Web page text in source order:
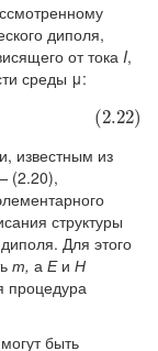
диполя,
от тока I,
среды μ:
(2.22)
известным из
(2.20),
структуры
Для этого
т, а Еи Н
процедура
быть